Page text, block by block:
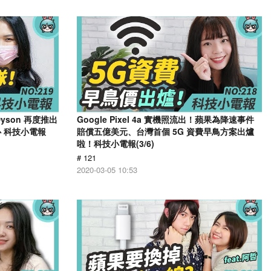
再度推出
技小電報
Google Pixel 4a 實機照流出！蘋果為降速事件
賠償五億美元、台灣首個 5G 資費早鳥方案出爐
啦！科技小電報(3/6)
# 121
2020-03-05 10:53